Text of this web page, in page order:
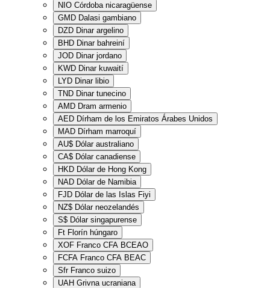
NIO Córdoba nicaragüense
GMD Dalasi gambiano
DZD Dinar argelino
BHD Dinar bahreiní
JOD Dinar jordano
KWD Dinar kuwaití
LYD Dinar libio
TND Dinar tunecino
AMD Dram armenio
AED Dírham de los Emiratos Árabes Unidos
MAD Dírham marroquí
AU$ Dólar australiano
CA$ Dólar canadiense
HKD Dólar de Hong Kong
NAD Dólar de Namibia
FJD Dólar de las Islas Fiyi
NZ$ Dólar neozelandés
S$ Dólar singapurense
Ft Florín húngaro
XOF Franco CFA BCEAO
FCFA Franco CFA BEAC
Sfr Franco suizo
UAH Grivna ucraniana